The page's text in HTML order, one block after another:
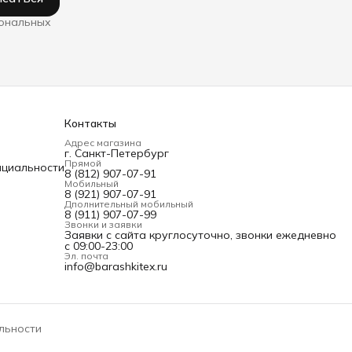
Контакты
Адрес магазина
г. Санкт-Петербург
Прямой
8 (812) 907-07-91
Мобильный
8 (921) 907-07-91
Дполнительный мобильный
8 (911) 907-07-99
Звонки и заявки
Заявки с сайта круглосуточно, звонки ежедневно
с 09:00-23:00
Эл. почта
info@barashkitex.ru